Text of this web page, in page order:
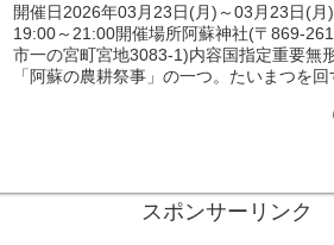
開催日2026年03月23日(月)～03月23日(月
19:00～21:00開催場所阿蘇神社(〒869-
市一の宮町宮地3083-1)内容国指定重要無
「阿蘇の農耕祭事」の一つ。たいまつを回
スポンサーリンク